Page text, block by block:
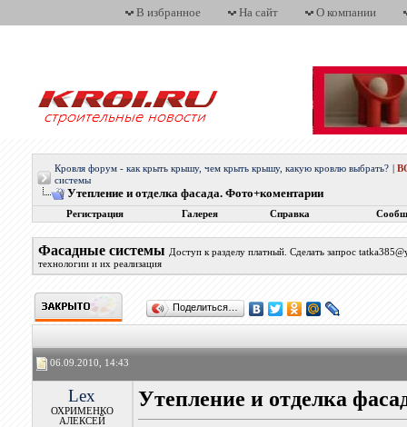
В избранное На сайт О компании
Кровля форум - как крыть крышу, чем крыть крышу, какую кровлю выбрать?
системы
Утепление и отделка фасада. Фото+коментарии
Регистрация Галерея Справка
Фасадные системы Доступ к разделу платный. Сделать запрос
технологии и их реализация
Поделиться…
06.09.2010, 14:43
Lex
ОХРИМЕНКО
АЛЕКСЕЙ
Утепление и отделка